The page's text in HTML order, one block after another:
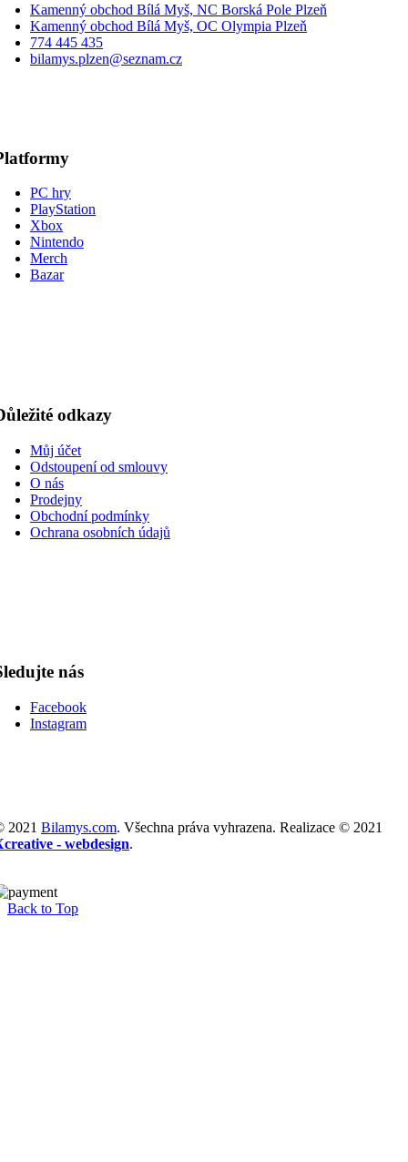
Kamenný obchod Bílá Myš, NC Borská Pole Plzeň
Kamenný obchod Bílá Myš, OC Olympia Plzeň
774 445 435
bilamys.plzen@seznam.cz
PC hry
PlayStation
Xbox
Nintendo
Merch
Bazar
odkazy
Můj účet
Odstoupení od smlouvy
O nás
Prodejny
Obchodní podmínky
Ochrana osobních údajů
nás
Facebook
Instagram
2021 Bilamys.com. Všechna práva vyhrazena. Realizace © 2021
- webdesign.
Back to Top